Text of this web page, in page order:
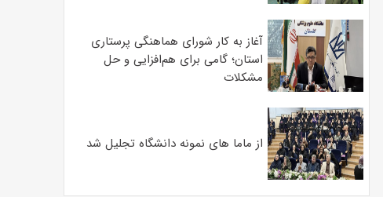
آغاز به کار شورای هماهنگی پرستاری
استان؛ گامی برای هم‌افزایی و حل
مشکلات
از ماما های نمونه دانشگاه تجلیل شد